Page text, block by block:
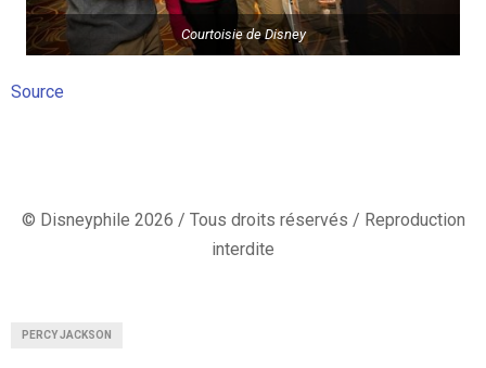
Courtoisie de Disney
Source
© Disneyphile 2026 / Tous droits réservés / Reproduction
interdite
PERCY JACKSON